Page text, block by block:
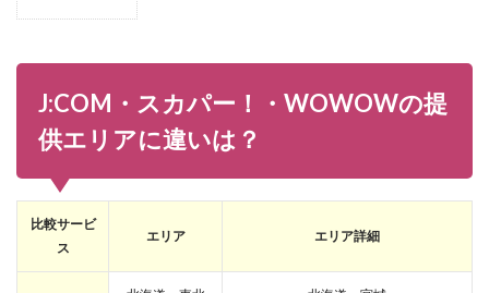
WOWOW
の提供エ
リアに違
いは？
2
J:COM・
スカパ
ー！・
J:COM・スカパー！・WOWOWの提
供エリアに違いは？
比較サービ
ス
エリア エリア詳細